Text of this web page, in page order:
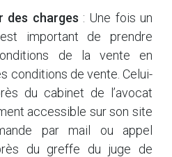
des charges : Une fois un
important de prendre
de la vente en
conditions de vente. Celui-
du cabinet de l’avocat
accessible sur son site
par mail ou appel
du greffe du juge de